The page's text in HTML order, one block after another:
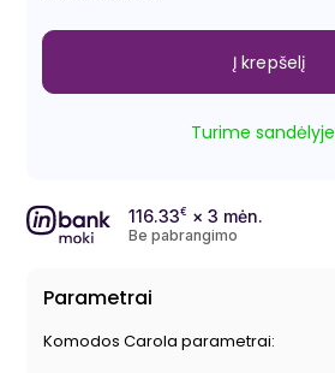
Turime sandėlyje
Į krepšelį
116.33€ × 3 mėn.
Be pabrangimo
Parametrai
Komodos Carola parametrai: